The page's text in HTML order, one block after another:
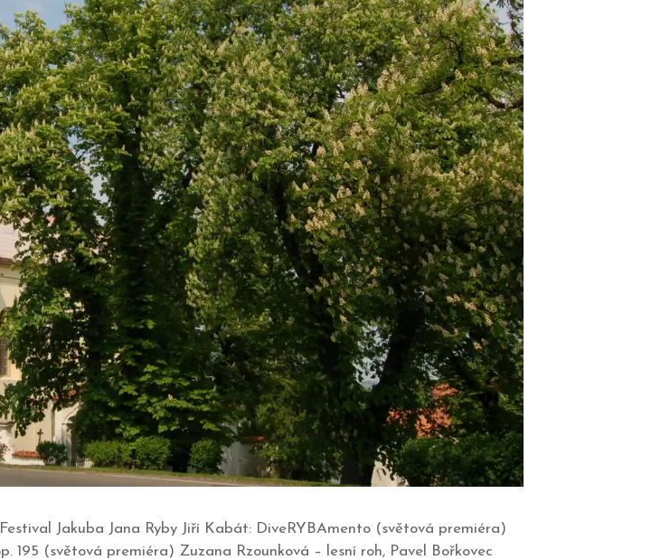
Jakuba Jana Ryby Jiří Kabát: DiveRYBAmento (světová premiéra)
195 (světová premiéra) Zuzana Rzounková – lesní roh, Pavel Bořkovec